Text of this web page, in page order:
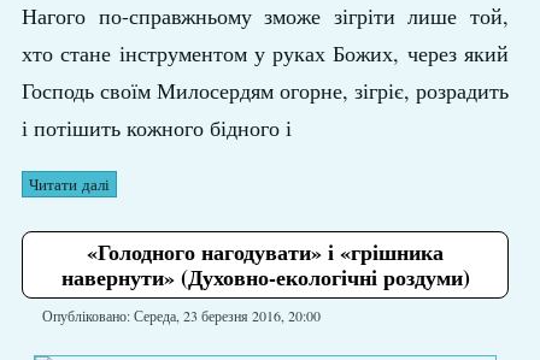
Нагого по-справжньому зможе зігріти лише той,
хто стане інструментом у руках Божих, через який
Господь своїм Милосердям огорне, зігріє, розрадить
і потішить кожного бідного і
Читати далі
«Голодного нагодувати» і «грішника
навернути» (Духовно-екологічні роздуми)
Опубліковано: Середа, 23 березня 2016, 20:00